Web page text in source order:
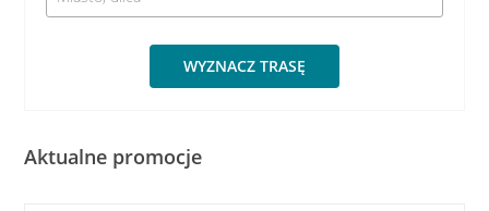
WYZNACZ TRASĘ
Aktualne promocje